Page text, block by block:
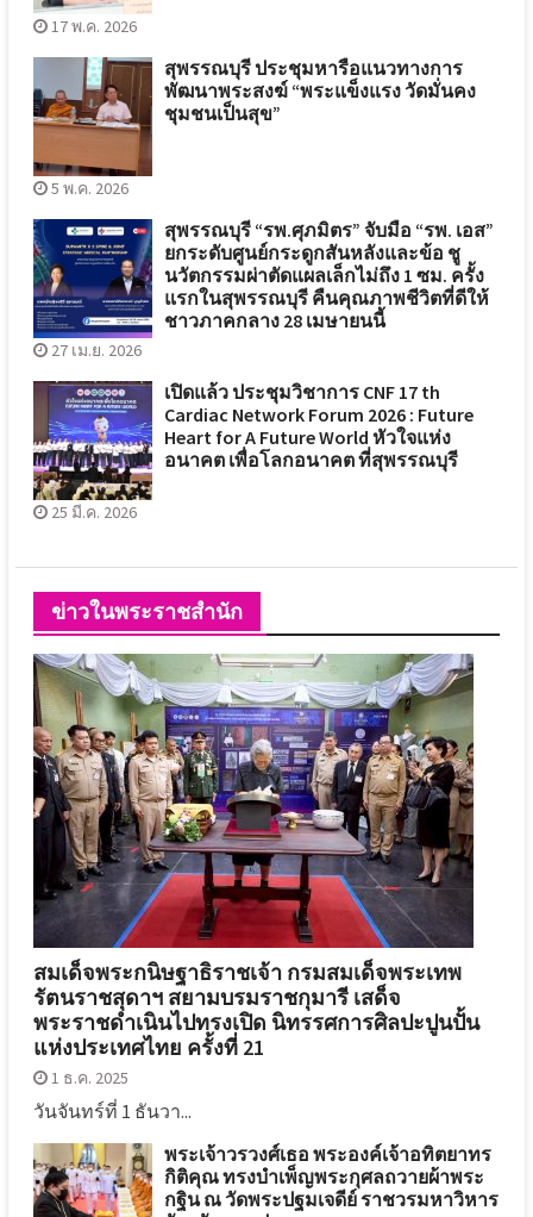
17 พ.ค. 2026
สุพรรณบุรี ประชุมหารือแนวทางการ
พัฒนาพระสงฆ์ “พระแข็งแรง วัดมั่นคง
ชุมชนเป็นสุข”
5 พ.ค. 2026
สุพรรณบุรี “รพ.ศุภมิตร” จับมือ “รพ. เอส”
ยกระดับศูนย์กระดูกสันหลังและข้อ ชู
นวัตกรรมผ่าตัดแผลเล็กไม่ถึง 1 ซม. ครั้ง
แรกในสุพรรณบุรี คืนคุณภาพชีวิตที่ดีให้
ชาวภาคกลาง 28 เมษายนนี้
27 เม.ย. 2026
เปิดแล้ว ประชุมวิชาการ CNF 17 th
Cardiac Network Forum 2026 : Future
Heart for A Future World หัวใจแห่ง
อนาคต เพื่อโลกอนาคต ที่สุพรรณบุรี
25 มี.ค. 2026
ข่าวในพระราชสำนัก
สมเด็จพระกนิษฐาธิราชเจ้า กรมสมเด็จพระเทพ
รัตนราชสุดาฯ สยามบรมราชกุมารี เสด็จ
พระราชดำเนินไปทรงเปิด นิทรรศการศิลปะปูนปั้น
แห่งประเทศไทย ครั้งที่ 21
1 ธ.ค. 2025
วันจันทร์ที่ 1 ธันวา...
พระเจ้าวรวงศ์เธอ พระองค์เจ้าอทิตยาทร
กิติคุณ ทรงบำเพ็ญพระกุศลถวายผ้าพระ
กฐิน ณ วัดพระปฐมเจดีย์ ราชวรมหาวิหาร